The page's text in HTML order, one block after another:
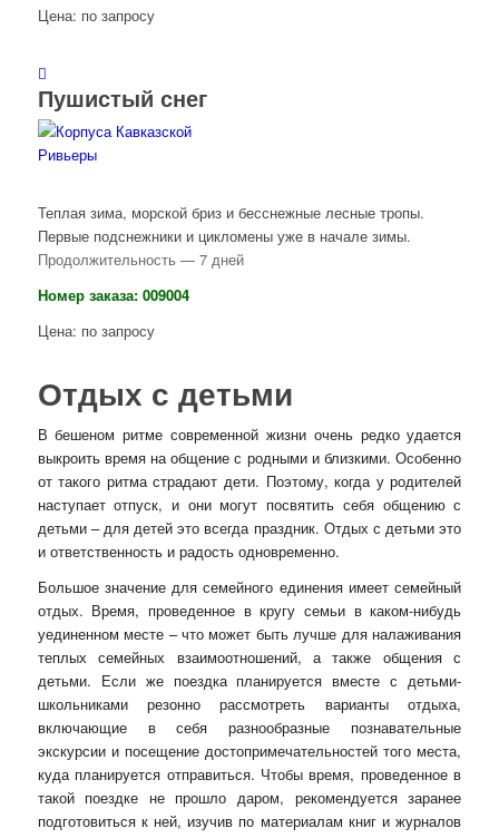
Цена: по запросу
Пушистый снег
Теплая зима, морской бриз и бесснежные лесные тропы.
Первые подснежники и цикломены уже в начале зимы.
Продолжительность — 7 дней
Номер заказа: 009004
Цена: по запросу
Отдых с детьми
В бешеном ритме современной жизни очень редко удается
выкроить время на общение с родными и близкими. Особенно
от такого ритма страдают дети. Поэтому, когда у родителей
наступает отпуск, и они могут посвятить себя общению с
детьми – для детей это всегда праздник. Отдых с детьми это
и ответственность и радость одновременно.
Большое значение для семейного единения имеет семейный
отдых. Время, проведенное в кругу семьи в каком-нибудь
уединенном месте – что может быть лучше для налаживания
теплых семейных взаимоотношений, а также общения с
детьми. Если же поездка планируется вместе с детьми-
школьниками резонно рассмотреть варианты отдыха,
включающие в себя разнообразные познавательные
экскурсии и посещение достопримечательностей того места,
куда планируется отправиться. Чтобы время, проведенное в
такой поездке не прошло даром, рекомендуется заранее
подготовиться к ней, изучив по материалам книг и журналов